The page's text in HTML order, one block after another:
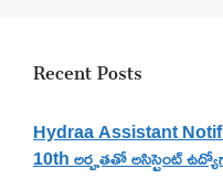
Recent Posts
Hydraa Assistant
10th అర్హతతో అసిస్టెంట్